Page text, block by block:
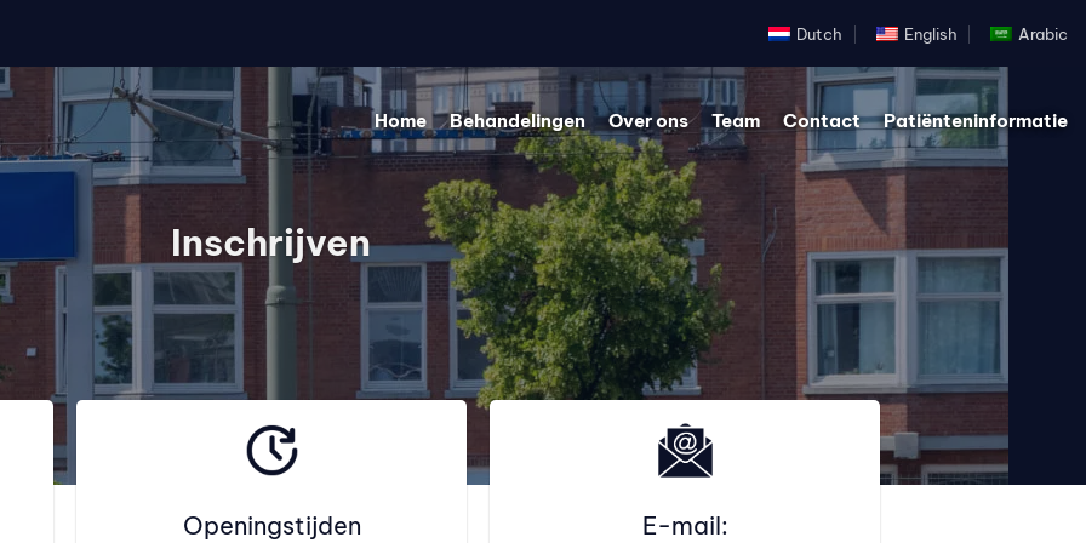
Dutch English Arabic
Home Behandelingen Over ons Team Contact Patiënteninformatie
Inschrijven
Openingstijden E-mail: